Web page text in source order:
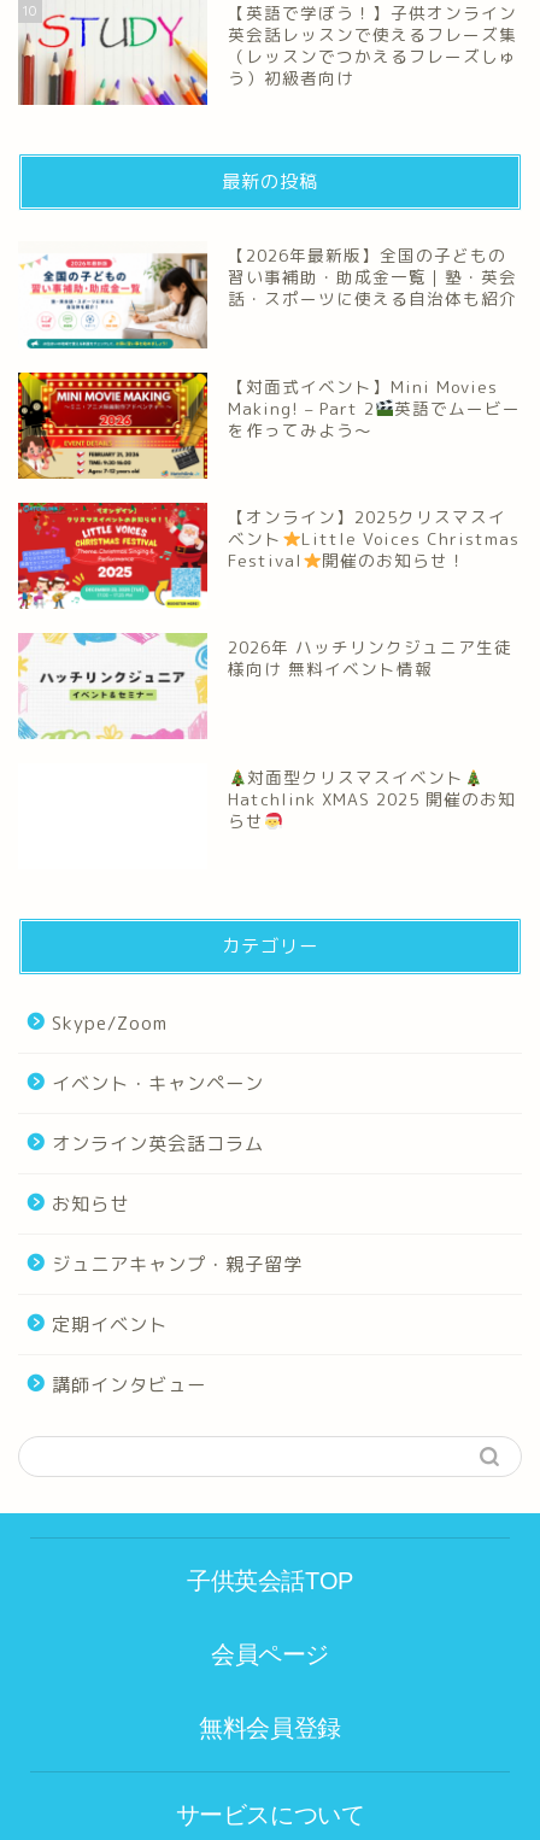
10
【英語で学ぼう！】子供オンライン
英会話レッスンで使えるフレーズ集
（レッスンでつかえるフレーズしゅ
う）初級者向け
最新の投稿
【2026年最新版】全国の子どもの
習い事補助・助成金一覧｜塾・英会
話・スポーツに使える自治体も紹介
【対面式イベント】Mini Movies
Making! – Part 2
英語でムービー
を作ってみよう～
【オンライン】2025クリスマスイ
ベント
Little Voices Christmas
Festival
開催のお知らせ！
2026年 ハッチリンクジュニア生徒
様向け 無料イベント情報
対面型クリスマスイベント
Hatchlink XMAS 2025 開催のお知
らせ
カテゴリー
Skype/Zoom
イベント・キャンペーン
オンライン英会話コラム
お知らせ
ジュニアキャンプ・親子留学
定期イベント
講師インタビュー
子供英会話TOP
会員ページ
無料会員登録
サービスについて